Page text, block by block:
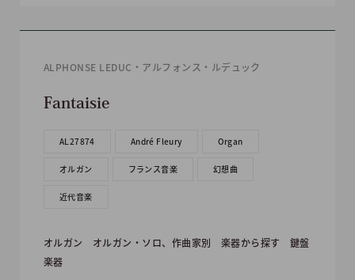
ALPHONSE LEDUC・アルフォンス・ルデュック
Fantaisie
AL27874 André Fleury Organ
オルガン フランス音楽 幻想曲
近代音楽
オルガン オルガン・ソロ、作曲家別 楽器から探す
鍵盤
楽器